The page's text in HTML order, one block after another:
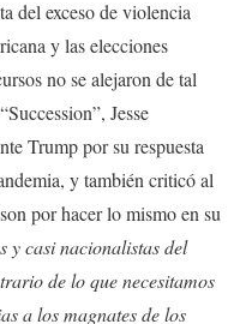
del exceso de violencia
y las elecciones
no se alejaron de tal
Jesse
Trump por su respuesta
y también criticó al
por hacer lo mismo en su
y casi nacionalistas del
de lo que necesitamos
a los magnates de los